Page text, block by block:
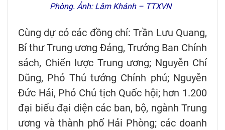
Phòng. Ảnh: Lâm Khánh – TTXVN
Cùng dự có các đồng chí: Trần Lưu Quang,
Bí thư Trung ương Đảng, Trưởng Ban Chính
sách, Chiến lược Trung ương; Nguyễn Chí
Dũng, Phó Thủ tướng Chính phủ; Nguyễn
Đức Hải, Phó Chủ tịch Quốc hội; hơn 1.200
đại biểu đại diện các ban, bộ, ngành Trung
ương và thành phố Hải Phòng; các doanh